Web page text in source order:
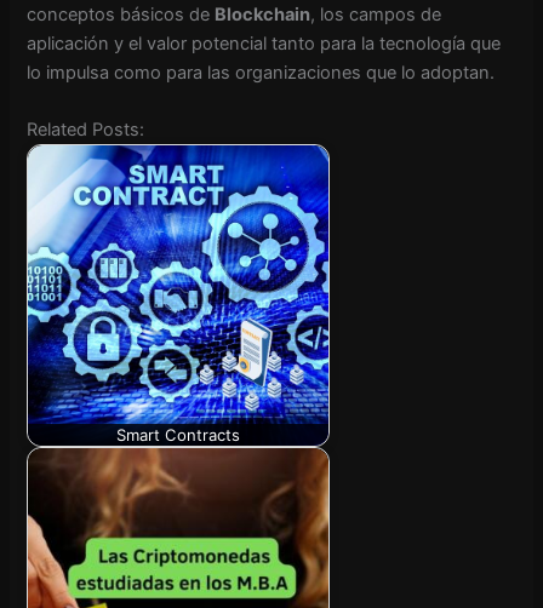
conceptos básicos de Blockchain, los campos de
aplicación y el valor potencial tanto para la tecnología que
lo impulsa como para las organizaciones que lo adoptan.
Related Posts:
Smart Contracts